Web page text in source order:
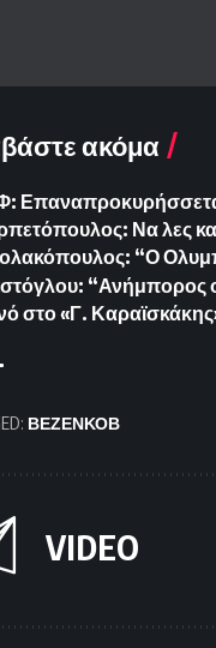
ακόμα
Επαναπροκυρήσσεται
Να λες
“Ο
“Ανήμπορος
στο «Γ.
ΒΕΖΕΝΚΟΒ
VIDEO